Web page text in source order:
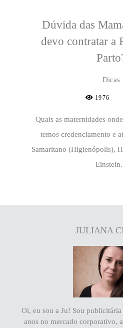
Dúvida das
devo contratar a
Dicas
1976
Quais as maternidades
temos credenciamento e
Samaritano (Higienópolis),
JULIANA
Oi, eu sou a Ju! Sou
anos no mercado corporativo,